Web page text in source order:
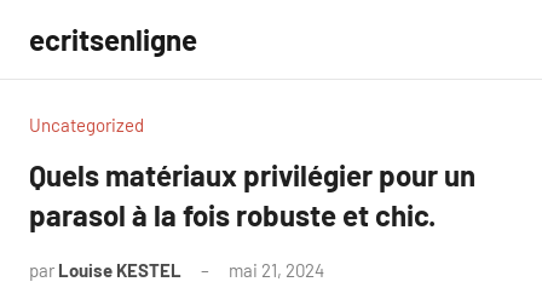
contenu
ecritsenligne
Uncategorized
Quels matériaux privilégier pour un
parasol à la fois robuste et chic.
par Louise KESTEL mai 21, 2024